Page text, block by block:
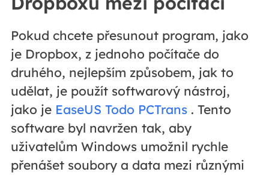
Pokud chcete přesunout program, jako
je Dropbox, z jednoho počítače do
druhého, nejlepším způsobem, jak to
udělat, je použít softwarový nástroj,
jako je EaseUS Todo PCTrans . Tento
software byl navržen tak, aby
uživatelům Windows umožnil rychle
přenášet soubory a data mezi různými